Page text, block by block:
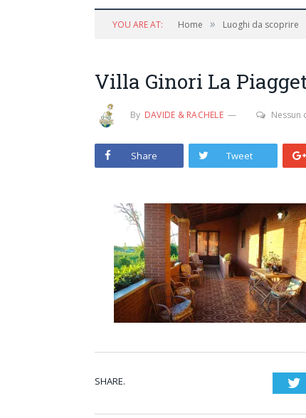
YOU ARE AT: Home » Luoghi da scoprire
Villa Ginori La
By DAVIDE & RACHELE Nessun
Share Tweet
SHARE.